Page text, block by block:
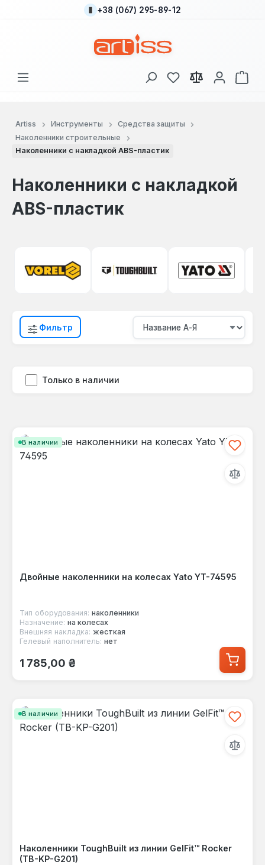
Перейти к основному содержанию
+38 (067) 295-89-12
У вас есть товары
В
Artiss Инструменты
Средства защиты
Наколенники строительные
Наколенники с накладкой ABS-пластик
Наколенники с накладкой
ABS-пластик
Фильтр
Только в наличии
В наличии
Двойные наколенники на колесах Yato YT-74595
Тип оборудования: наколенники
Назначение: на колесах
Внешняя накладка: жесткая
Гелевый наполнитель: нет
Обычная цена:
1 785,00 ₴
В наличии
Наколенники ToughBuilt из линии GelFit™ Rocker
(TB-KP-G201)